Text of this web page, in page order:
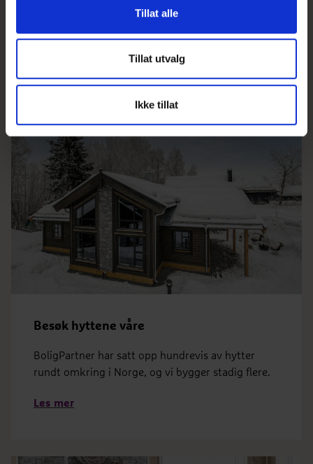
Tillat alle
Tillat utvalg
Ikke tillat
Mer inspirasjon og informasjon om hytter
AlleHytteKundecase hytteInspirasjon hyttePris hytte
Hytteinspirasjon til deg
Besøk hyttene våre
BoligPartner har satt opp hundrevis av hytter
rundt omkring i Norge, og vi bygger stadig flere.
Les mer